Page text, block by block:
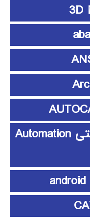
آموزش اتوماسیون صنعتی Automation